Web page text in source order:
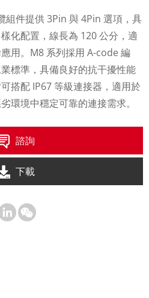
組件提供 3Pin 與 4Pin 選項，具
化配置，線長為 120 公分，適
用。M8 系列採用 A-code 編
標準，具備良好的抗干擾性能
搭配 IP67 等級連接器，適用於
環境中穩定可靠的連接需求。
諮詢
下載